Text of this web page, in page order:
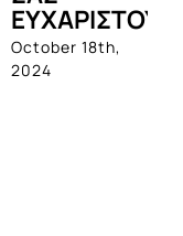
October 18th,
2024